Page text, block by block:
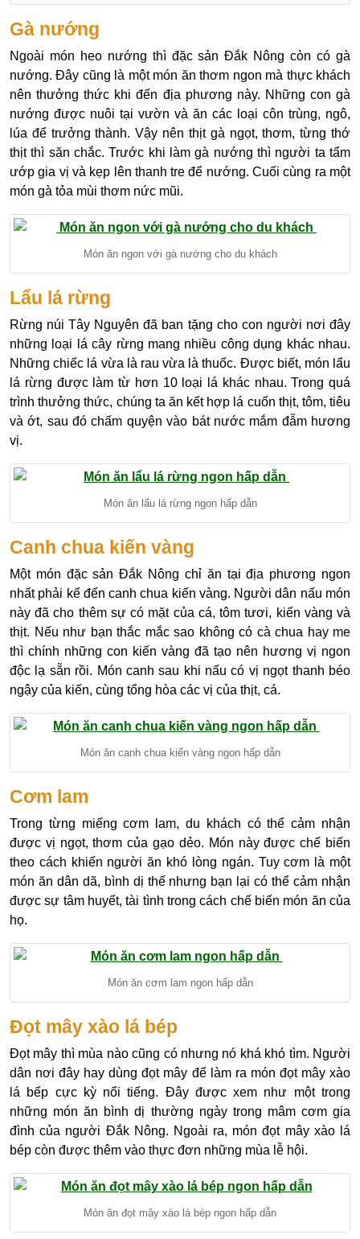
Gà nướng
Ngoài món heo nướng thì đặc sản Đắk Nông còn có gà
nướng. Đây cũng là một món ăn thơm ngon mà thực khách
nên thưởng thức khi đến địa phương này. Những con gà
nướng được nuôi tại vườn và ăn các loại côn trùng, ngô,
lúa để trưởng thành. Vậy nên thịt gà ngọt, thơm, từng thớ
thịt thì săn chắc. Trước khi làm gà nướng thì người ta tẩm
ướp gia vị và kẹp lên thanh tre để nướng. Cuối cùng ra một
món gà tỏa mùi thơm nức mũi.
Món ăn ngon với gà nướng cho du khách
Lẩu lá rừng
Rừng núi Tây Nguyên đã ban tặng cho con người nơi đây
những loại lá cây rừng mang nhiều công dụng khác nhau.
Những chiếc lá vừa là rau vừa là thuốc. Được biết, món lẩu
lá rừng được làm từ hơn 10 loại lá khác nhau. Trong quá
trình thưởng thức, chúng ta ăn kết hợp lá cuốn thịt, tôm, tiêu
và ớt, sau đó chấm quyện vào bát nước mắm đẫm hương
vị.
Món ăn lẩu lá rừng ngon hấp dẫn
Canh chua kiến vàng
Một món đặc sản Đắk Nông chỉ ăn tại địa phương ngon
nhất phải kể đến canh chua kiến vàng. Người dân nấu món
này đã cho thêm sự có mặt của cá, tôm tươi, kiến vàng và
thịt. Nếu như bạn thắc mắc sao không có cà chua hay me
thì chính những con kiến vàng đã tạo nên hương vị ngon
độc lạ sẵn rồi. Món canh sau khi nấu có vị ngọt thanh béo
ngậy của kiến, cùng tổng hòa các vị của thịt, cá.
Món ăn canh chua kiến vàng ngon hấp dẫn
Cơm lam
Trong từng miếng cơm lam, du khách có thể cảm nhận
được vị ngọt, thơm của gạo dẻo. Món này được chế biến
theo cách khiến người ăn khó lòng ngán. Tuy cơm là một
món ăn dân dã, bình dị thế nhưng bạn lại có thể cảm nhận
được sự tâm huyết, tài tình trong cách chế biến món ăn của
họ.
Món ăn cơm lam ngon hấp dẫn
Đọt mây xào lá bép
Đọt mây thì mùa nào cũng có nhưng nó khá khó tìm. Người
dân nơi đây hay dùng đọt mây để làm ra món đọt mây xào
lá bếp cực kỳ nổi tiếng. Đây được xem như một trong
những món ăn bình dị thường ngày trong mâm cơm gia
đình của người Đắk Nông. Ngoài ra, món đọt mây xào lá
bép còn được thêm vào thực đơn những mùa lễ hội.
Món ăn đọt mây xào lá bép ngon hấp dẫn